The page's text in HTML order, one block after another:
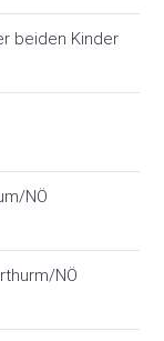
beiden Kinder
NÖ
NÖ